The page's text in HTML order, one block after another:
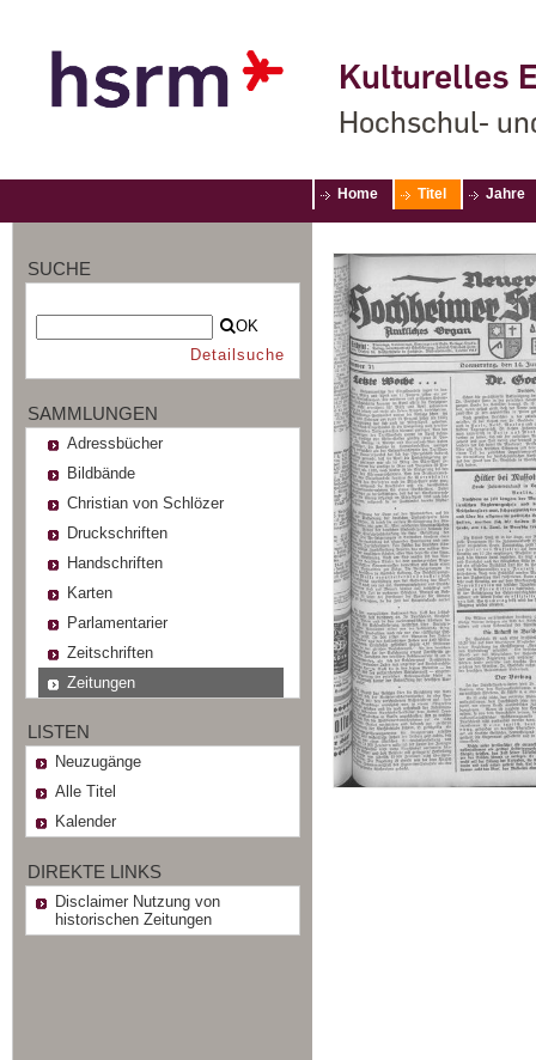
Kulturelles
Hochschul-
Home Titel Jahre
SUCHE
OK
Detailsuche
SAMMLUNGEN
Adressbücher
Bildbände
Christian von Schlözer
Druckschriften
Handschriften
Karten
Parlamentarier
Zeitschriften
Zeitungen
LISTEN
Neuzugänge
Alle Titel
Kalender
DIREKTE LINKS
Disclaimer Nutzung von
historischen Zeitungen